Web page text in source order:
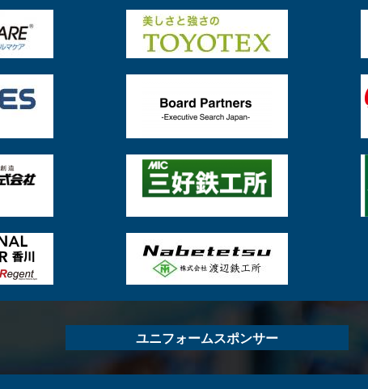
ユニフォームスポンサー